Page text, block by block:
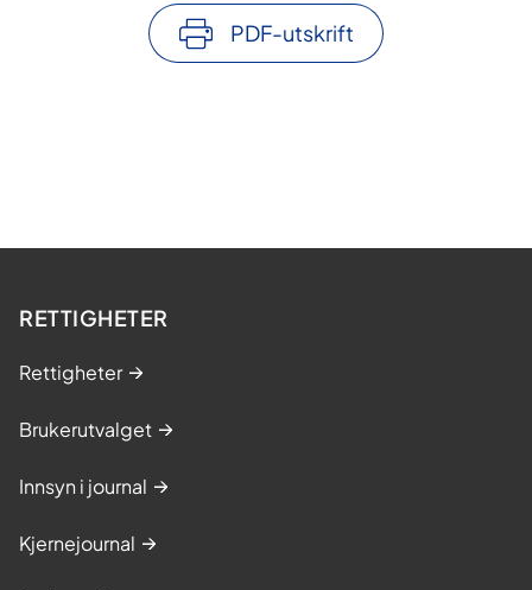
PDF-utskrift
RETTIGHETER
Rettigheter
Brukerutvalget
Innsyn i journal
Kjernejournal